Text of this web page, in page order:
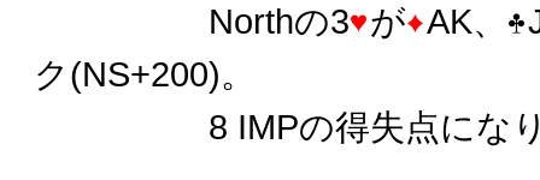
Northの3 が AK、
ク(NS+200)。
8 IMPの得失点になり